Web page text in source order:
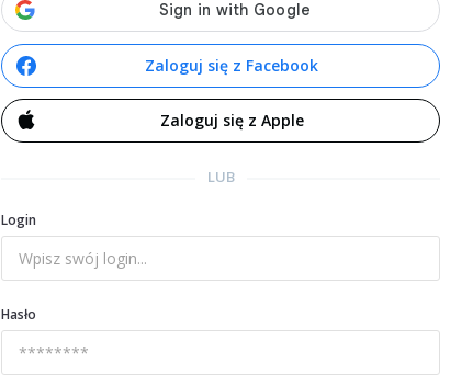
Zaloguj się z Facebook
Zaloguj się z Apple
LUB
Login
Hasło